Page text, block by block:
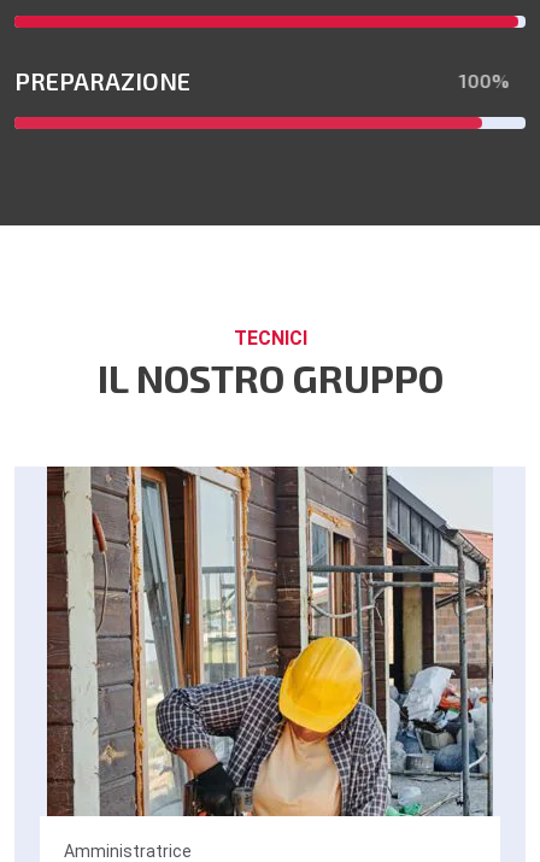
PREPARAZIONE 100%
TECNICI
IL NOSTRO GRUPPO
Amministratrice